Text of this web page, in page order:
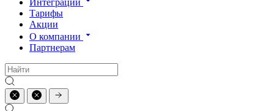
Интеграции
Тарифы
Акции
О компании
Партнерам